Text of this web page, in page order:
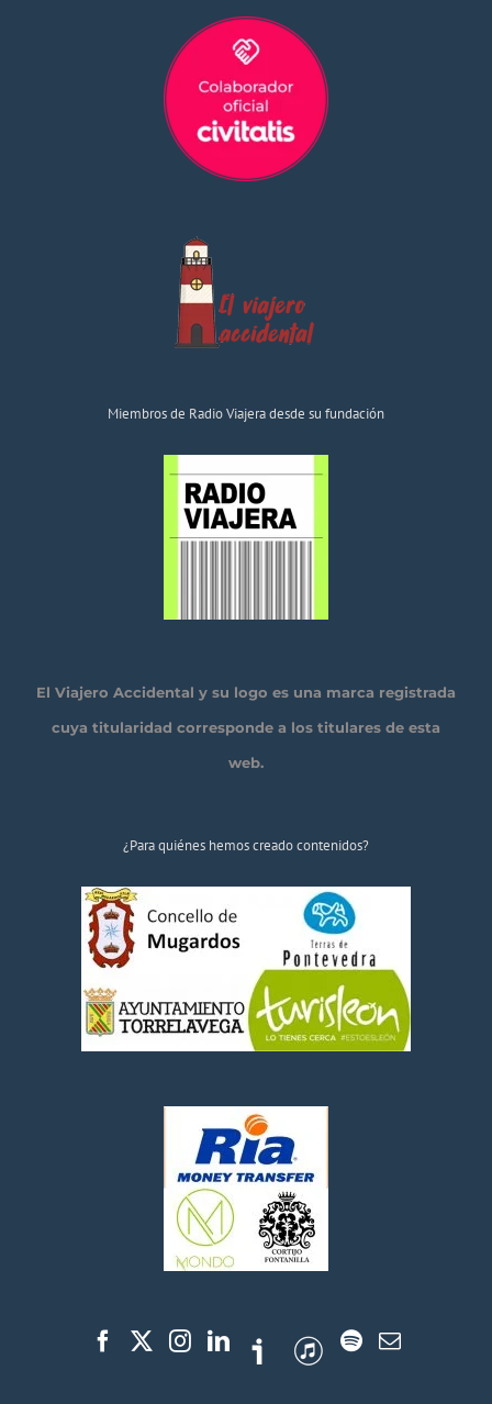
Miembros de Radio Viajera desde su fundación
El Viajero Accidental y su logo es una marca registrada
cuya titularidad corresponde a los titulares de esta
web.
¿Para quiénes hemos creado contenidos?